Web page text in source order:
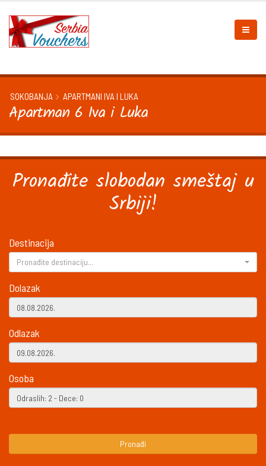
SOKOBANJA APARTMANI IVA I LUKA
Apartman 6 Iva i Luka
Pronađite slobodan smeštaj u
Srbiji!
Destinacija
Pronađite destinaciju...
Dolazak
Odlazak
Osoba
Pronađi